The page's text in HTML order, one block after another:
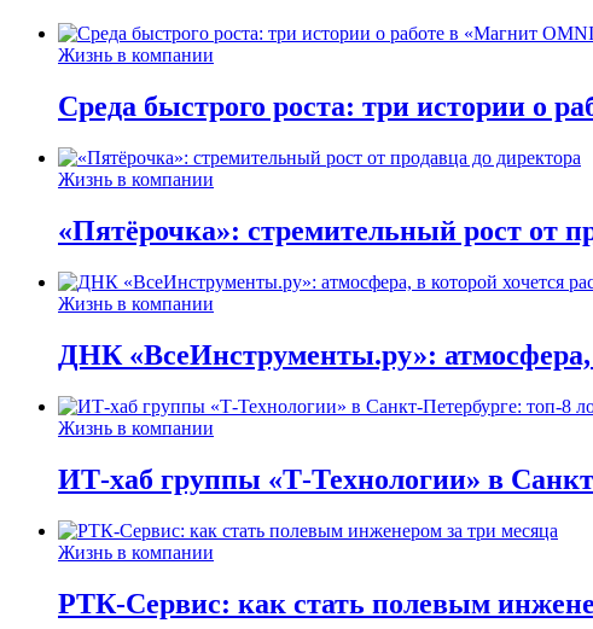
Жизнь в компании
Среда быстрого роста: три истории о
Жизнь в компании
«Пятёрочка»: стремительный рост от
Жизнь в компании
ДНК «ВсеИнструменты.ру»: атмосфера,
Жизнь в компании
ИТ-хаб группы «Т-Технологии» в
Жизнь в компании
РТК-Сервис: как стать полевым